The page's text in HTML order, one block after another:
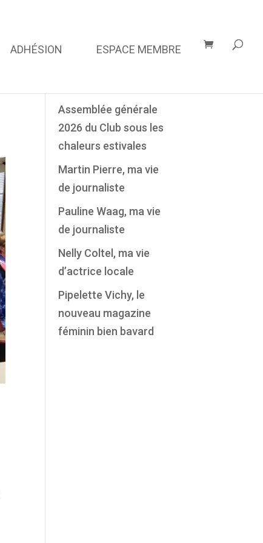
ADHÉSION ESPACE MEMBRE
Assemblée générale
2026 du Club sous les
chaleurs estivales
Martin Pierre, ma vie
de journaliste
Pauline Waag, ma vie
de journaliste
Nelly Coltel, ma vie
d’actrice locale
Pipelette Vichy, le
nouveau magazine
féminin bien bavard